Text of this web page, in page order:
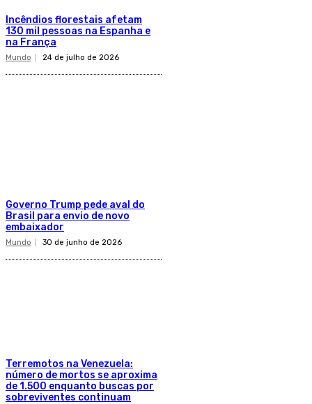
Incêndios florestais afetam
130 mil pessoas na Espanha e
na França
Mundo 24 de julho de 2026
Governo Trump pede aval do
Brasil para envio de novo
embaixador
Mundo 30 de junho de 2026
Terremotos na Venezuela:
número de mortos se aproxima
de 1.500 enquanto buscas por
sobreviventes continuam